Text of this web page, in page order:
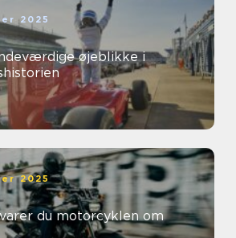
2025
øjeblikke i
2025
du motorcyklen om